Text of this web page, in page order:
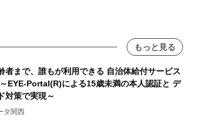
もっと見る
者まで、誰もが利用できる 自治体給付サービス
Portal(R)による15歳未満の本人認証と デ
対策で実現～
タ関西